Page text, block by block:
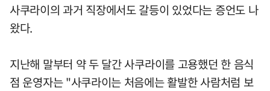
사쿠라이의 과거 직장에서도 갈등이 있었다는 증언도 나
왔다.
지난해 말부터 약 두 달간 사쿠라이를 고용했던 한 음식
점 운영자는 "사쿠라이는 처음에는 활발한 사람처럼 보